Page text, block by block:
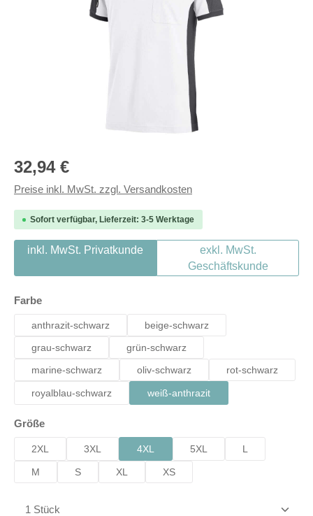
Regulärer Preis:
32,94 €
Preise inkl. MwSt. zzgl. Versandkosten
Sofort verfügbar, Lieferzeit: 3-5 Werktage
inkl. MwSt. Privatkunde
exkl. MwSt.
Geschäftskunde
Farbeauswählen
anthrazit-schwarz
beige-schwarz
grau-schwarz
grün-schwarz
marine-schwarz
oliv-schwarz rot-schwarz
royalblau-schwarz weiß-anthrazit
Größeauswählen
2XL 3XL 4XL 5XL L
M S XL XS
Produkt Anzahl: Gib den gewünschten Wert ein